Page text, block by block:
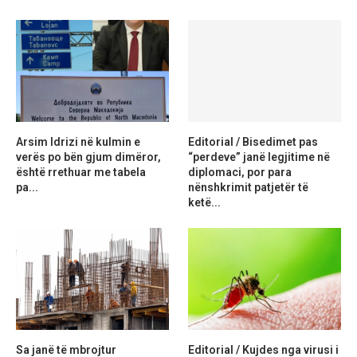
Arsim Idrizi në kulmin e
verës po bën gjum dimëror,
është rrethuar me tabela
pa...
Editorial / Bisedimet pas
“perdeve” janë legjitime në
diplomaci, por para
nënshkrimit patjetër të
ketë...
Sa janë të mbrojtur
Editorial / Kujdes nga virusi i